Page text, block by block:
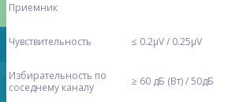
Приемник
Чувствительность ≤ 0.2μV / 0.25μV
Избирательность по
соседнему каналу
≥ 60 дБ (Вт) / 50дБ